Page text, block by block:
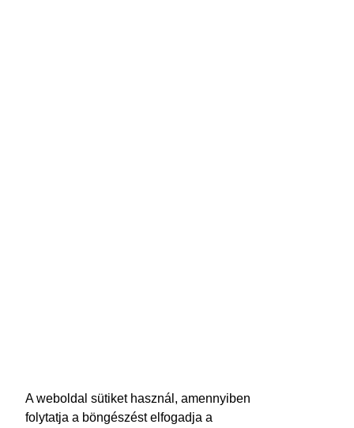
A weboldal sütiket használ, amennyiben
folytatja a böngészést elfogadja a